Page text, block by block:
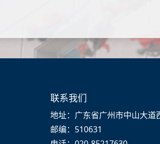
联系我们
地址：广东省广州市中山大道
邮编：510631